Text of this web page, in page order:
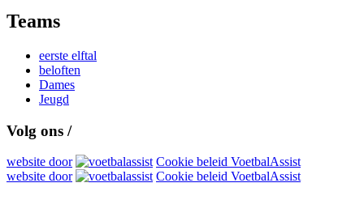
Teams
eerste elftal
beloften
Dames
Jeugd
Volg ons /
website door
Cookie beleid VoetbalAssist
website door
Cookie beleid VoetbalAssist